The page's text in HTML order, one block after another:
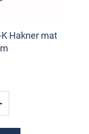
Hakner mat